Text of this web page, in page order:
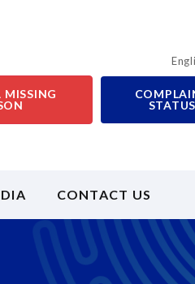
MISSING
STATUS
CONTACT US